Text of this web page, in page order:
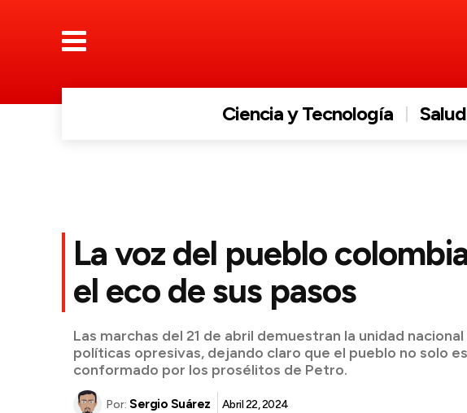
Ciencia y Tecnología Salud
La voz del pueblo
el eco de sus pasos
Las marchas del 21 de abril demuestran la unidad
políticas opresivas, dejando claro que el pueblo no solo
conformado por los prosélitos de Petro.
Por: Sergio Suárez Abril 22, 2024